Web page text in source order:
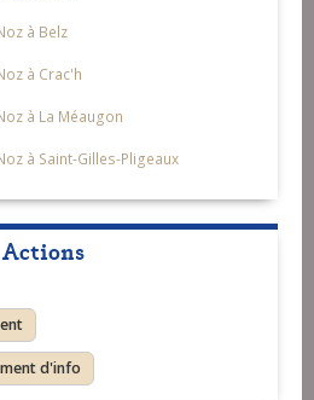
à Belz
à Crac'h
à La Méaugon
à Saint-Gilles-Pligeaux
Actions
d'info